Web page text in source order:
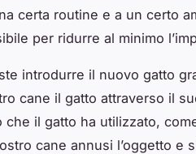
certa routine e a un certo
per ridurre al minimo
introdurre il nuovo gatto
cane il gatto attraverso il
che il gatto ha utilizzato,
cane annusi l’oggetto e